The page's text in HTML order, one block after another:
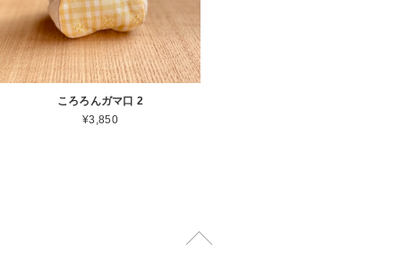
ころろんガマ口 2
¥3,850